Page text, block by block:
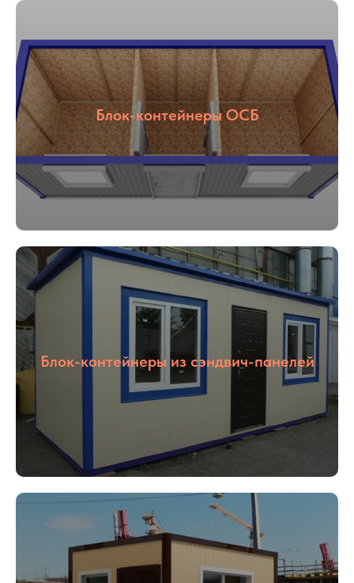
Блок-контейнеры ОСБ
Блок-контейнеры из сэндвич-панелей